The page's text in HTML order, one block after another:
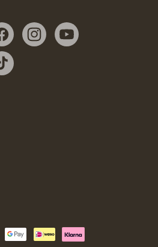
FacebookInstagramYouTube
TikTok